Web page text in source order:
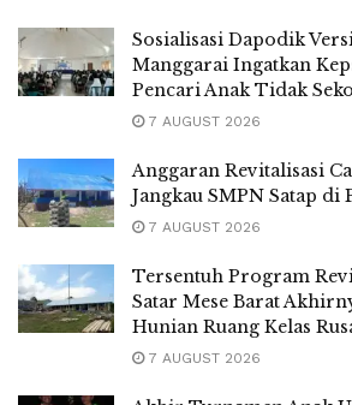
Sosialisasi Dapodik
Manggarai Ingatkan
Pencari Anak Tidak
7 AUGUST 2026
Anggaran Revitalisasi
Jangkau SMPN Satap di
7 AUGUST 2026
Tersentuh Program
Satar Mese Barat
Hunian Ruang Kelas
7 AUGUST 2026